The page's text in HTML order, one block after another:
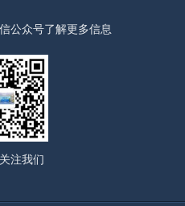
公众号了解更多信息
关注我们